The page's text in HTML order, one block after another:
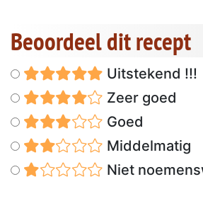
Beoordeel dit recept
Uitstekend !!!
Zeer goed
Goed
Middelmatig
Niet